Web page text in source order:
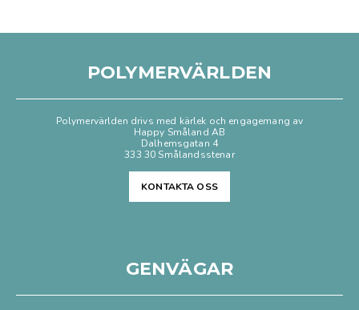
POLYMERVÄRLDEN
Polymervärlden drivs med kärlek och engagemang av
Happy Småland AB
Dalhemsgatan 4
333 30 Smålandsstenar
KONTAKTA OSS
GENVÄGAR